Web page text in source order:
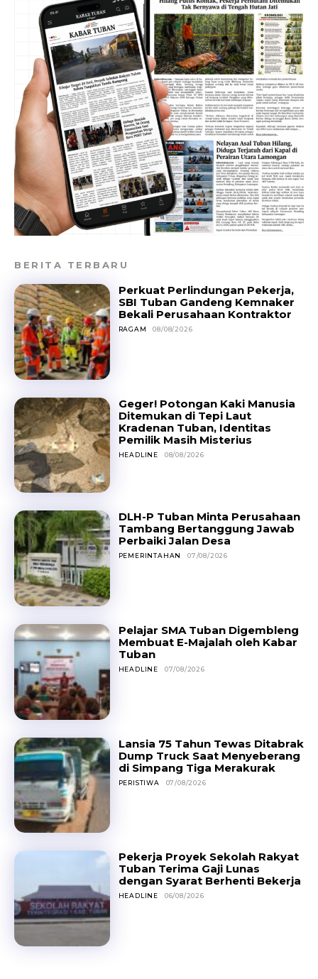
BERITA TERBARU
Perkuat Perlindungan Pekerja,
SBI Tuban Gandeng Kemnaker
Bekali Perusahaan Kontraktor
RAGAM 08/08/2026
Geger! Potongan Kaki Manusia
Ditemukan di Tepi Laut
Kradenan Tuban, Identitas
Pemilik Masih Misterius
HEADLINE 08/08/2026
DLH-P Tuban Minta Perusahaan
Tambang Bertanggung Jawab
Perbaiki Jalan Desa
PEMERINTAHAN 07/08/2026
Pelajar SMA Tuban Digembleng
Membuat E-Majalah oleh Kabar
Tuban
HEADLINE 07/08/2026
Lansia 75 Tahun Tewas Ditabrak
Dump Truck Saat Menyeberang
di Simpang Tiga Merakurak
PERISTIWA 07/08/2026
Pekerja Proyek Sekolah Rakyat
Tuban Terima Gaji Lunas
dengan Syarat Berhenti Bekerja
HEADLINE 06/08/2026